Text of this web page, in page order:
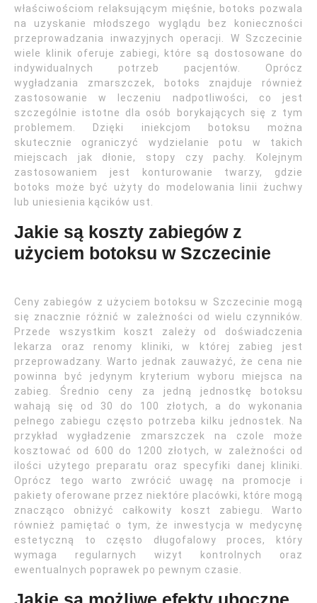
właściwościom relaksującym mięśnie, botoks pozwala
na uzyskanie młodszego wyglądu bez konieczności
przeprowadzania inwazyjnych operacji. W Szczecinie
wiele klinik oferuje zabiegi, które są dostosowane do
indywidualnych potrzeb pacjentów. Oprócz
wygładzania zmarszczek, botoks znajduje również
zastosowanie w leczeniu nadpotliwości, co jest
szczególnie istotne dla osób borykających się z tym
problemem. Dzięki iniekcjom botoksu można
skutecznie ograniczyć wydzielanie potu w takich
miejscach jak dłonie, stopy czy pachy. Kolejnym
zastosowaniem jest konturowanie twarzy, gdzie
botoks może być użyty do modelowania linii żuchwy
lub uniesienia kącików ust.
Jakie są koszty zabiegów z
użyciem botoksu w Szczecinie
Ceny zabiegów z użyciem botoksu w Szczecinie mogą
się znacznie różnić w zależności od wielu czynników.
Przede wszystkim koszt zależy od doświadczenia
lekarza oraz renomy kliniki, w której zabieg jest
przeprowadzany. Warto jednak zauważyć, że cena nie
powinna być jedynym kryterium wyboru miejsca na
zabieg. Średnio ceny za jedną jednostkę botoksu
wahają się od 30 do 100 złotych, a do wykonania
pełnego zabiegu często potrzeba kilku jednostek. Na
przykład wygładzenie zmarszczek na czole może
kosztować od 600 do 1200 złotych, w zależności od
ilości użytego preparatu oraz specyfiki danej kliniki.
Oprócz tego warto zwrócić uwagę na promocje i
pakiety oferowane przez niektóre placówki, które mogą
znacząco obniżyć całkowity koszt zabiegu. Warto
również pamiętać o tym, że inwestycja w medycynę
estetyczną to często długofalowy proces, który
wymaga regularnych wizyt kontrolnych oraz
ewentualnych poprawek po pewnym czasie.